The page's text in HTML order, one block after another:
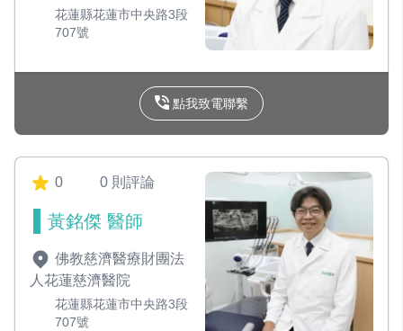
花蓮縣花蓮市中央路3段
707號
點我致電聯繫
0 0 則評論
黃銘傑 醫師
佛教慈濟醫療財團法
人花蓮慈濟醫院
花蓮縣花蓮市中央路3段
707號